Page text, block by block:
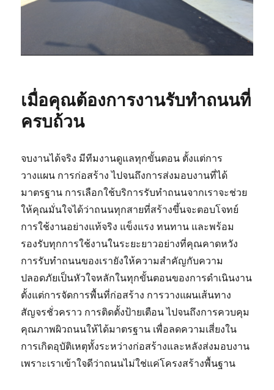
เมื่อคุณต้องการงานรับทำถนนที่
ครบถ้วน
จบงานได้จริง มีทีมงานดูแลทุกขั้นตอน ตั้งแต่การ
วางแผน การก่อสร้าง ไปจนถึงการส่งมอบงานที่ได้
มาตรฐาน การเลือกใช้บริการรับทำถนนจากเราจะช่วย
ให้คุณมั่นใจได้ว่าถนนทุกสายที่สร้างขึ้นจะตอบโจทย์
การใช้งานอย่างแท้จริง แข็งแรง ทนทาน และพร้อม
รองรับทุกการใช้งานในระยะยาวอย่างที่คุณคาดหวัง
การรับทำถนนของเรายังให้ความสำคัญกับความ
ปลอดภัยเป็นหัวใจหลักในทุกขั้นตอนของการดำเนินงาน
ตั้งแต่การจัดการพื้นที่ก่อสร้าง การวางแผนเส้นทาง
สัญจรชั่วคราว การติดตั้งป้ายเตือน ไปจนถึงการควบคุม
คุณภาพผิวถนนให้ได้มาตรฐาน เพื่อลดความเสี่ยงใน
การเกิดอุบัติเหตุทั้งระหว่างก่อสร้างและหลังส่งมอบงาน
เพราะเราเข้าใจดีว่าถนนไม่ใช่แค่โครงสร้างพื้นฐาน